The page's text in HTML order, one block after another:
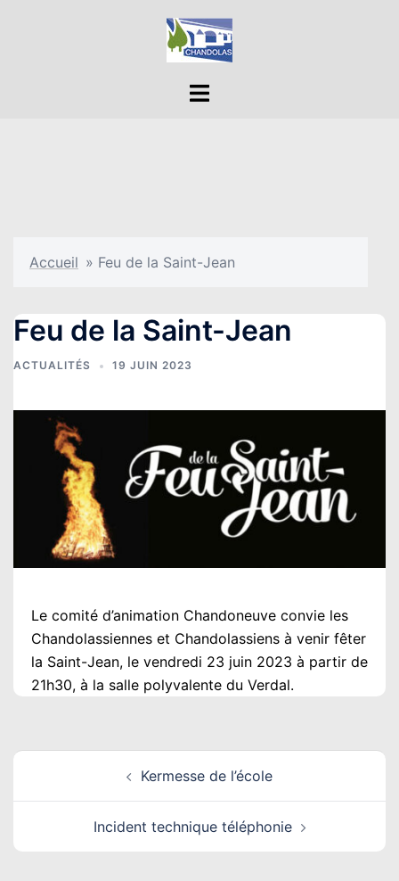
Ouvrir/fermer
Accueil » Feu de la Saint-Jean
Feu de la Saint-Jean
ACTUALITÉS 19 JUIN 2023
Le comité d’animation Chandoneuve convie les
Chandolassiennes et Chandolassiens à venir fêter
la Saint-Jean, le vendredi 23 juin 2023 à partir de
21h30, à la salle polyvalente du Verdal.
Navigation
Kermesse de l’école
Incident technique téléphonie